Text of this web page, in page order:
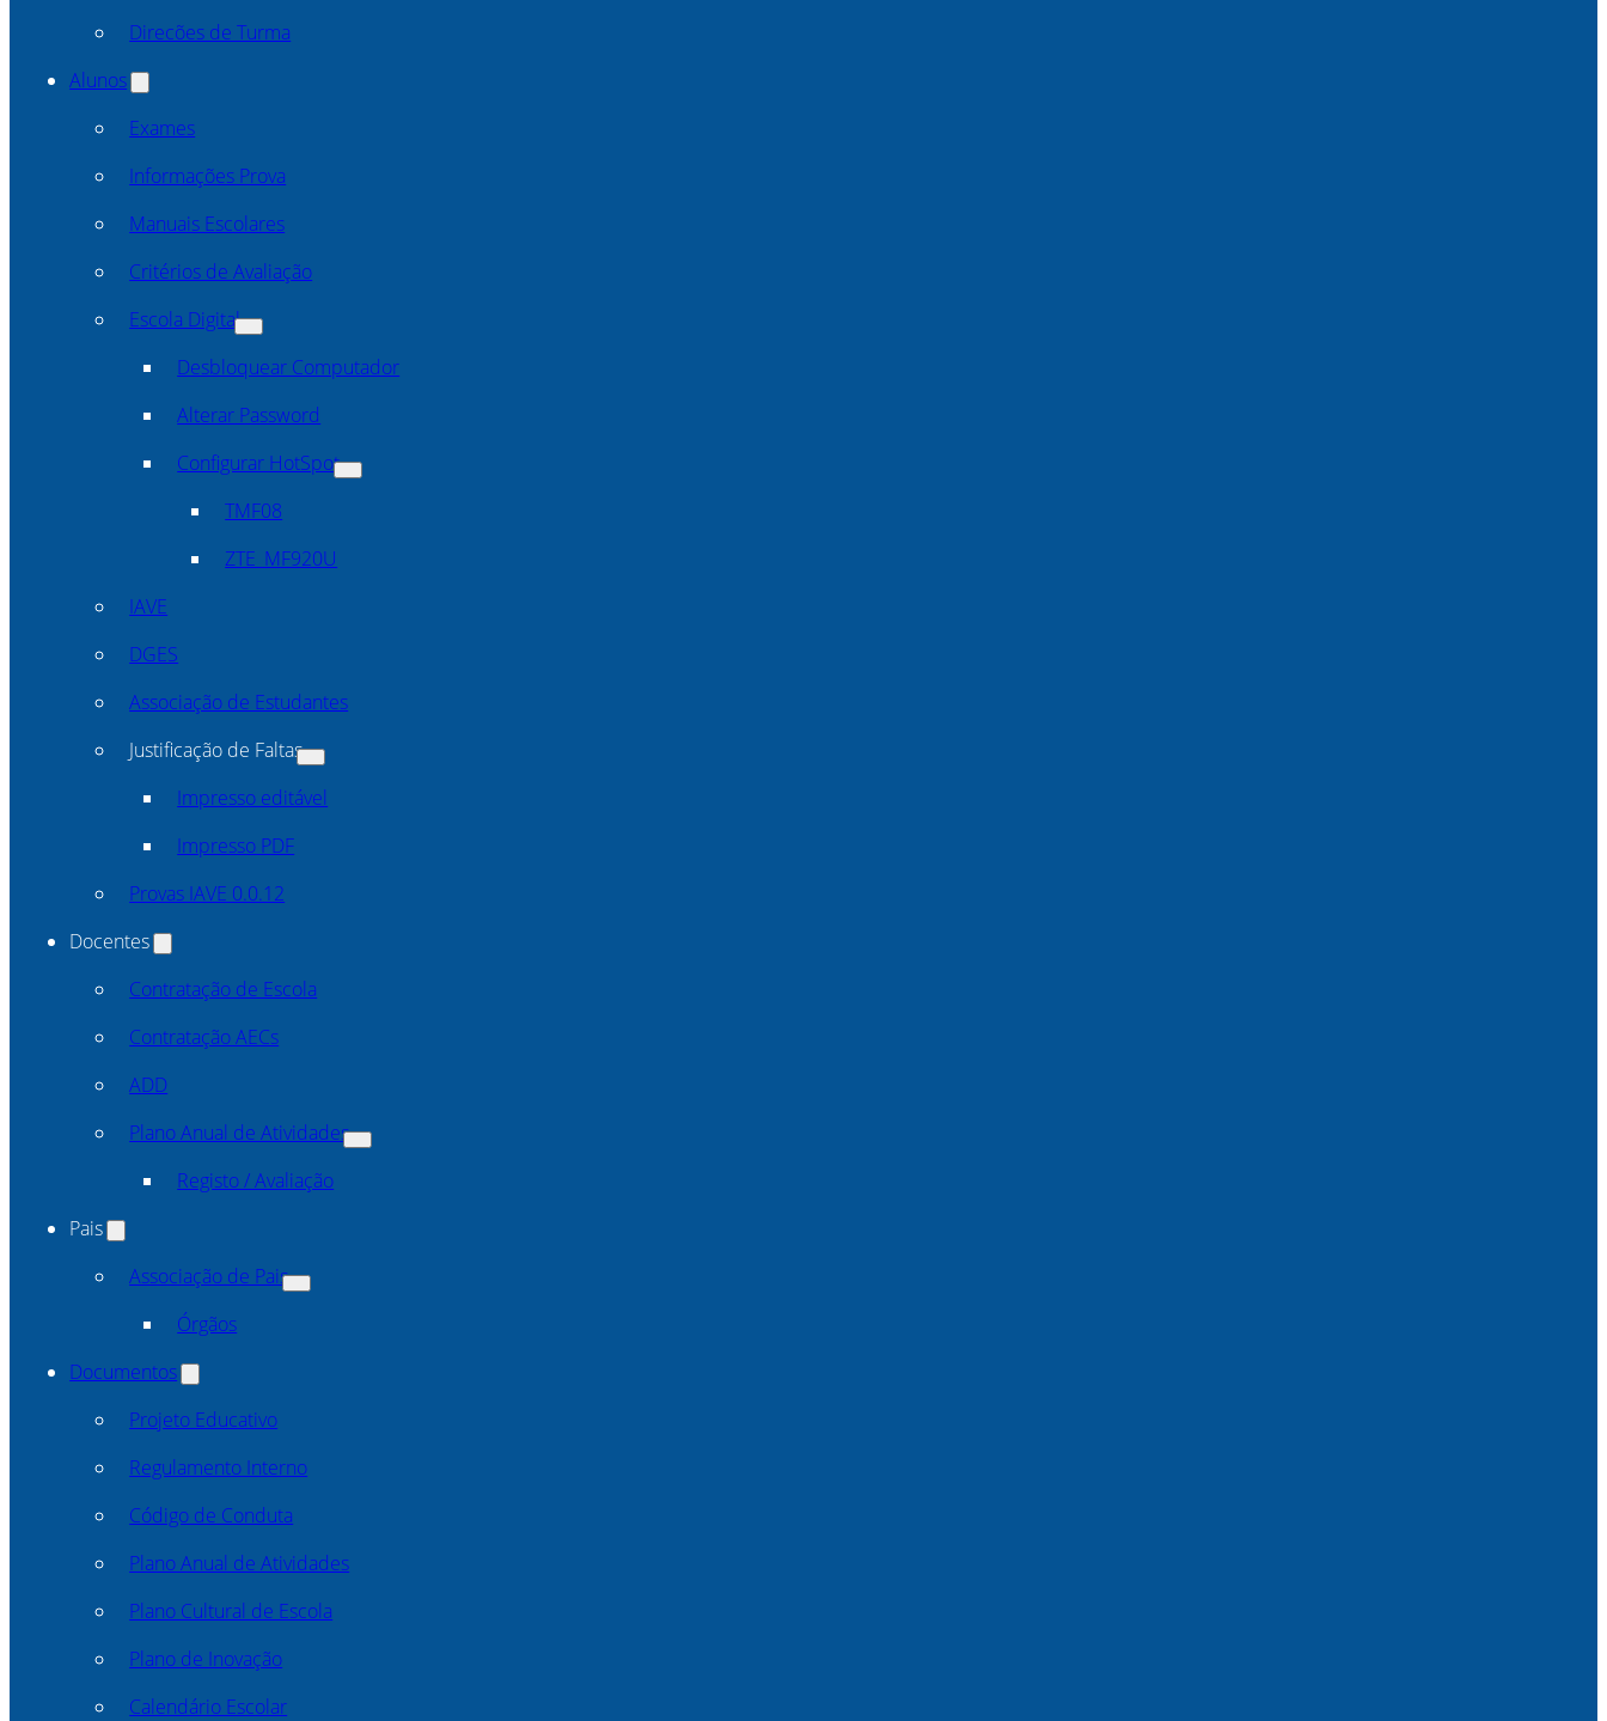
Direcões de Turma
Alunos
Exames
Informações Prova
Manuais Escolares
Critérios de Avaliação
Escola Digital
Desbloquear Computador
Alterar Password
Configurar HotSpot
TMF08
ZTE_MF920U
IAVE
DGES
Associação de Estudantes
Justificação de Faltas
Impresso editável
Impresso PDF
Provas IAVE 0.0.12
Docentes
Contratação de Escola
Contratação AECs
ADD
Plano Anual de Atividades
Registo / Avaliação
Pais
Associação de Pais
Órgãos
Documentos
Projeto Educativo
Regulamento Interno
Código de Conduta
Plano Anual de Atividades
Plano Cultural de Escola
Plano de Inovação
Calendário Escolar